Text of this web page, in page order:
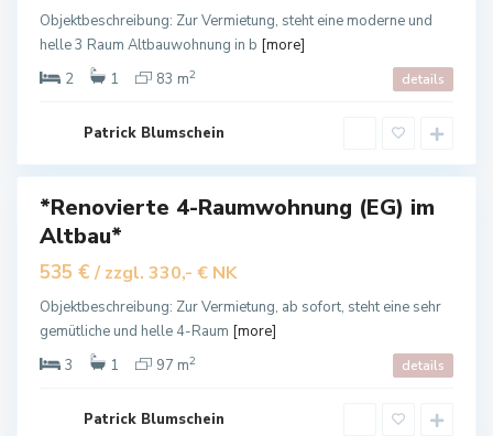
Objektbeschreibung: Zur Vermietung, steht eine moderne und
helle 3 Raum Altbauwohnung in b [more]
2
1 83 m2 details
Patrick Blumschein
L
a
n
e
n
a
*Renovierte 4-Raumwohnung (EG) im
Altbau*
535 € / zzgl. 330,- € NK
Objektbeschreibung: Zur Vermietung, ab sofort, steht eine sehr
gemütliche und helle 4-Raum [more]
3
1 97 m2 details
Patrick Blumschein
B
a
L
a
n
e
n